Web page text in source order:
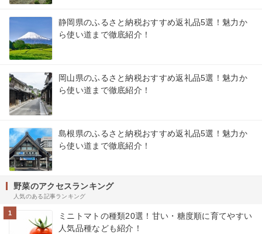
静岡県のふるさと納税おすすめ返礼品5選！魅力か
ら使い道まで徹底紹介！
岡山県のふるさと納税おすすめ返礼品5選！魅力か
ら使い道まで徹底紹介！
島根県のふるさと納税おすすめ返礼品5選！魅力か
ら使い道まで徹底紹介！
野菜のアクセスランキング
人気のある記事ランキング
1
ミニトマトの種類20選！甘い・糖度順に育てやすい
人気品種なども紹介！